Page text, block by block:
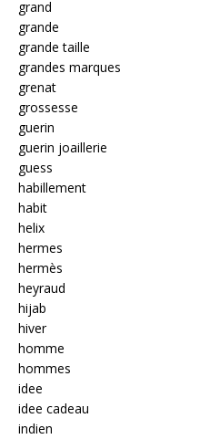
grand
grande
grande taille
grandes marques
grenat
grossesse
guerin
guerin joaillerie
guess
habillement
habit
helix
hermes
hermès
heyraud
hijab
hiver
homme
hommes
idee
idee cadeau
indien